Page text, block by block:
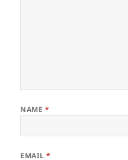
NAME *
EMAIL*